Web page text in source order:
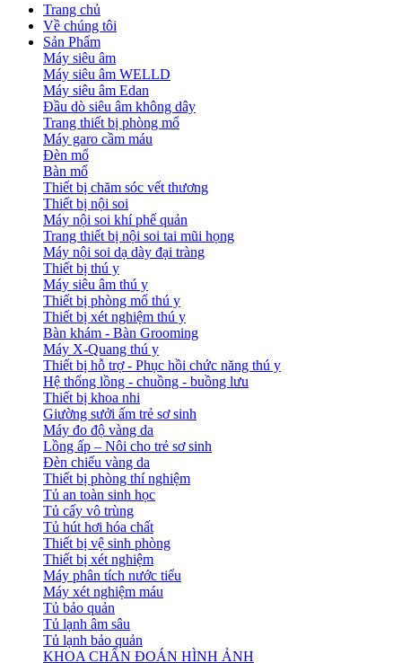
Trang chủ
Về chúng tôi
Sản Phẩm
Máy siêu âm
Máy siêu âm WELLD
Máy siêu âm Edan
Đầu dò siêu âm không dây
Trang thiết bị phòng mổ
Máy garo cầm máu
Đèn mổ
Bàn mổ
Thiết bị chăm sóc vết thương
Thiết bị nội soi
Máy nội soi khí phế quản
Trang thiết bị nội soi tai mũi họng
Máy nội soi dạ dày đại tràng
Thiết bị thú y
Máy siêu âm thú y
Thiết bị phòng mổ thú y
Thiết bị xét nghiệm thú y
Bàn khám - Bàn Grooming
Máy X-Quang thú y
Thiết bị hỗ trợ - Phục hồi chức năng thú y
Hệ thống lồng - chuồng - buồng lưu
Thiết bị khoa nhi
Giường sưởi ấm trẻ sơ sinh
Máy đo độ vàng da
Lồng ấp – Nôi cho trẻ sơ sinh
Đèn chiếu vàng da
Thiết bị phòng thí nghiệm
Tủ an toàn sinh học
Tủ cấy vô trùng
Tủ hút hơi hóa chất
Thiết bị vệ sinh phòng
Thiết bị xét nghiệm
Máy phân tích nước tiểu
Máy xét nghiệm máu
Tủ bảo quản
Tủ lạnh âm sâu
Tủ lạnh bảo quản
KHOA CHẨN ĐOÁN HÌNH ẢNH